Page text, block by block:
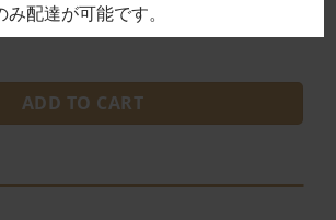
RÚT XƯƠNG 18,000VND/100g quantity
ADD TO CART
配達が可能です。